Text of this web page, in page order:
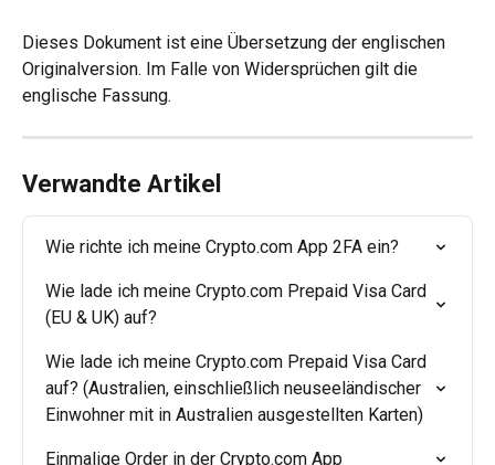
Dieses Dokument ist eine Übersetzung der englischen
Originalversion. Im Falle von Widersprüchen gilt die
englische Fassung.
Verwandte Artikel
Wie richte ich meine Crypto.com App 2FA ein?
Wie lade ich meine Crypto.com Prepaid Visa Card
(EU & UK) auf?
Wie lade ich meine Crypto.com Prepaid Visa Card
auf? (Australien, einschließlich neuseeländischer
Einwohner mit in Australien ausgestellten Karten)
Einmalige Order in der Crypto.com App